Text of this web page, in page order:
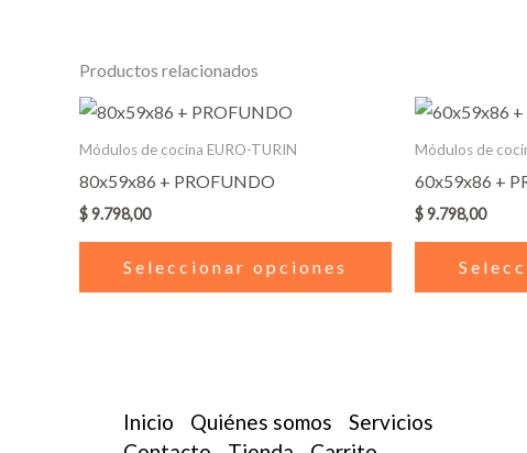
Productos relacionados
Módulos de cocina EURO-TURIN
80x59x86 + PROFUNDO
$9.798,00
Seleccionar opciones
Este
producto
múltiples
variantes.
opciones
la
Módulos de
60x59x86 +
$9.798,00
Inicio Quiénes somos
Servicios